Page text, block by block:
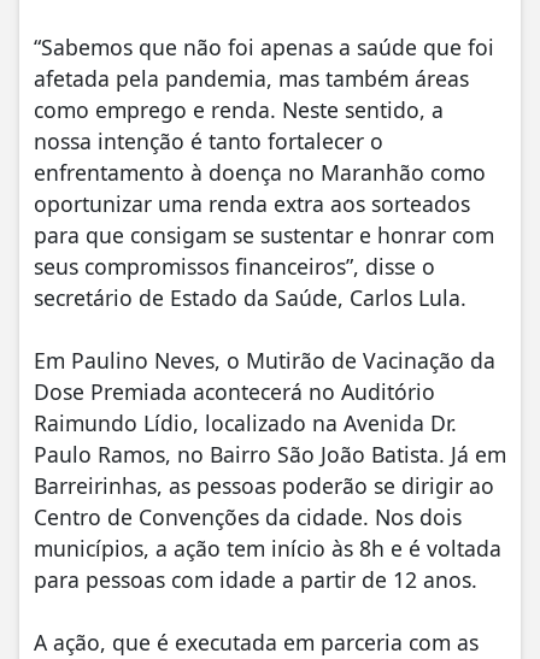
“Sabemos que não foi apenas a saúde que foi
afetada pela pandemia, mas também áreas
como emprego e renda. Neste sentido, a
nossa intenção é tanto fortalecer o
enfrentamento à doença no Maranhão como
oportunizar uma renda extra aos sorteados
para que consigam se sustentar e honrar com
seus compromissos financeiros”, disse o
secretário de Estado da Saúde, Carlos Lula.
Em Paulino Neves, o Mutirão de Vacinação da
Dose Premiada acontecerá no Auditório
Raimundo Lídio, localizado na Avenida Dr.
Paulo Ramos, no Bairro São João Batista. Já em
Barreirinhas, as pessoas poderão se dirigir ao
Centro de Convenções da cidade. Nos dois
municípios, a ação tem início às 8h e é voltada
para pessoas com idade a partir de 12 anos.
A ação, que é executada em parceria com as